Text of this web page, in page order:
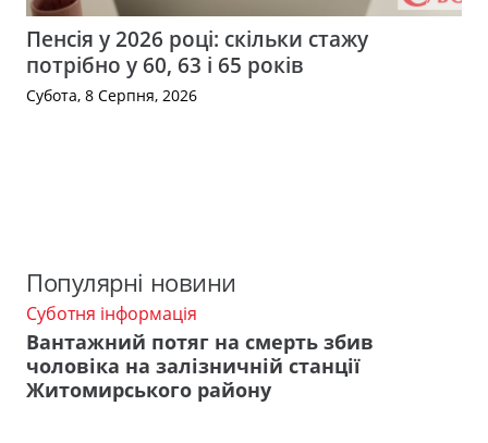
Пенсія у 2026 році: скільки стажу
потрібно у 60, 63 і 65 років
Субота, 8 Серпня, 2026
Популярні новини
Суботня інформація
Вантажний потяг на смерть збив
чоловіка на залізничній станції
Житомирського району